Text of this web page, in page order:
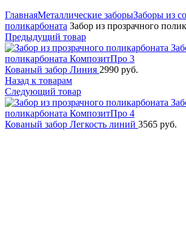
ГлавнаяМеталлические заборыЗаборы из
поликарбоната Забор из прозрачного
Предыдущий товар
Кованый забор Линия 2990 руб.
Назад к товарам
Следующий товар
Кованый забор Легкость линий 3565 руб.